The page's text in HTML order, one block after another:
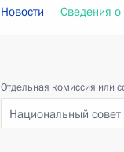
Новости Сведения о
Отдельная комиссия или
Национальный